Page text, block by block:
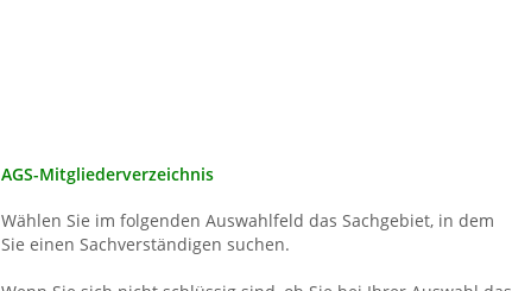
AGS-Mitgliederverzeichnis
Wählen Sie im folgenden Auswahlfeld das Sachgebiet, in dem
Sie einen Sachverständigen suchen.